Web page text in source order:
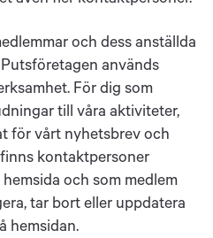
och dess anställda
används
För dig som
till våra aktiviteter,
för vårt nyhetsbrev och
kontaktpersoner
och som medlem
tar bort eller uppdatera
hemsidan.